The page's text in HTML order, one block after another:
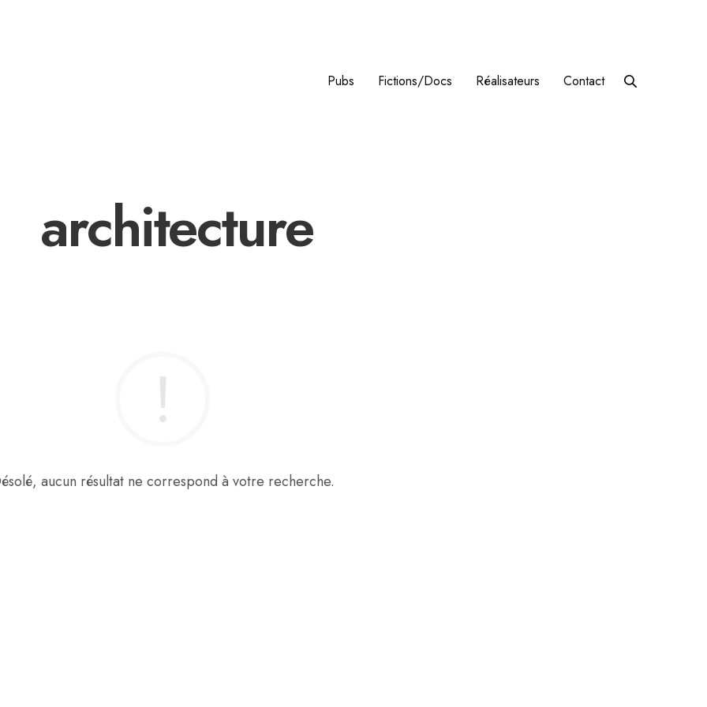
Pubs Fictions/Docs Réalisateurs Contact
architecture
aucun résultat ne correspond à votre recherche.